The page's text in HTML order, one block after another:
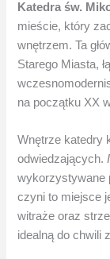
Katedra św.
mieście, który
wnętrzem. Ta
Starego Miasta,
na początku XX
Wnętrze katedry
odwiedzających.
wykorzystywane
czyni to miejsce
witraże oraz
idealną do chwili